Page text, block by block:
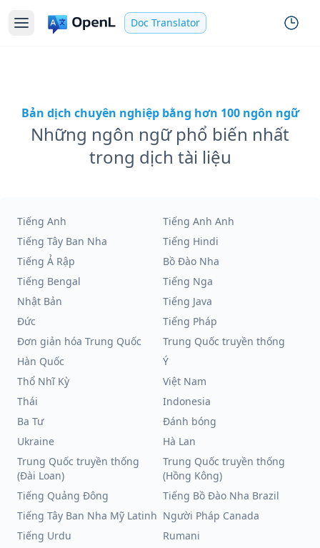
Doc Translator
Bản dịch chuyên nghiệp bằng hơn 100 ngôn ngữ
Những ngôn ngữ phổ biến nhất
trong dịch tài liệu
Tiếng Anh
Tiếng Anh Anh
Tiếng Tây Ban Nha
Tiếng Hindi
Tiếng Ả Rập
Bồ Đào Nha
Tiếng Bengal
Tiếng Nga
Nhật Bản
Tiếng Java
Đức
Tiếng Pháp
Đơn giản hóa Trung Quốc
Trung Quốc truyền thống
Hàn Quốc
Ý
Thổ Nhĩ Kỳ
Việt Nam
Thái
Indonesia
Ba Tư
Đánh bóng
Ukraine
Hà Lan
Trung Quốc truyền thống
(Đài Loan)
Trung Quốc truyền thống
(Hồng Kông)
Tiếng Quảng Đông
Tiếng Bồ Đào Nha Brazil
Tiếng Tây Ban Nha Mỹ Latinh Người Pháp Canada
Tiếng Urdu
Rumani